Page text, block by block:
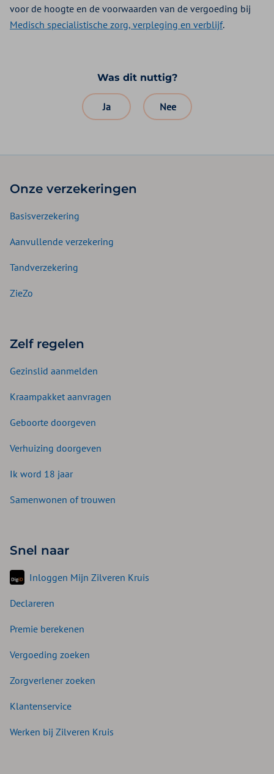
voor de hoogte en de voorwaarden van de vergoeding bij
Medisch specialistische zorg, verpleging en verblijf.
Was dit nuttig?
Ja Nee
Onze verzekeringen
Basisverzekering
Aanvullende verzekering
Tandverzekering
ZieZo
Zelf regelen
Gezinslid aanmelden
Kraampakket aanvragen
Geboorte doorgeven
Verhuizing doorgeven
Ik word 18 jaar
Samenwonen of trouwen
Snel naar
Inloggen Mijn Zilveren Kruis
Declareren
Premie berekenen
Vergoeding zoeken
Zorgverlener zoeken
Klantenservice
Werken bij Zilveren Kruis